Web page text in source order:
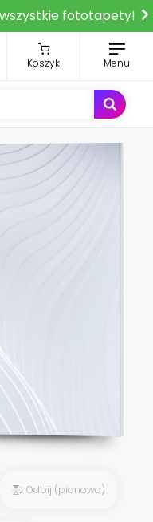
fototapety!
Koszyk Menu
Odbij (pionowo)